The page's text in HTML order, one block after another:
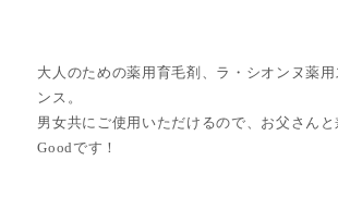
大人のための薬用育毛剤、ラ・シオンヌ薬
ンス。
男女共にご使用いただけるので、お父さんと
Goodです！